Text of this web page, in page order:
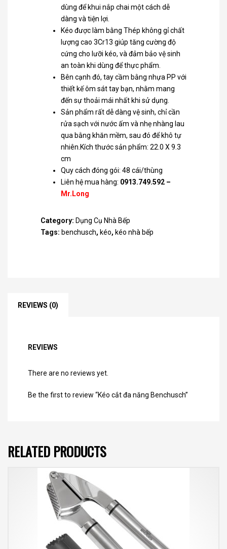
dùng để khui nắp chai một cách dễ
dàng và tiện lợi.
Kéo được làm bằng Thép không gỉ chất
lượng cao 3Cr13 giúp tăng cường độ
cứng cho lưỡi kéo, và đảm bảo vệ sinh
an toàn khi dùng để thực phẩm.
Bên cạnh đó, tay cầm bằng nhựa PP với
thiết kế ôm sát tay bạn, nhằm mang
đến sự thoải mái nhất khi sử dụng.
Sản phẩm rất dễ dàng vệ sinh, chỉ cần
rửa sạch với nước ấm và nhẹ nhàng lau
qua bằng khăn mềm, sau đó để khô tự
nhiên.Kích thước sản phẩm: 22.0 X 9.3
cm
Quy cách đóng gói: 48 cái/thùng
Liên hệ mua hàng: 0913.749.592 –
Mr.Long
Category: Dụng Cụ Nhà Bếp
Tags: benchusch, kéo, kéo nhà bếp
REVIEWS (0)
REVIEWS
There are no reviews yet.
Be the first to review “Kéo cắt đa năng Benchusch”
RELATED PRODUCTS